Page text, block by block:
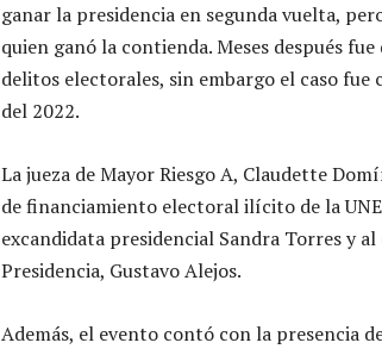
ganar la presidencia en segunda vuelta,
quien ganó la contienda. Meses después
delitos electorales, sin embargo el caso fue
del 2022.
La jueza de Mayor Riesgo A, Claudette
de financiamiento electoral ilícito de la
excandidata presidencial Sandra Torres y
Presidencia, Gustavo Alejos.
Además, el evento contó con la presencia